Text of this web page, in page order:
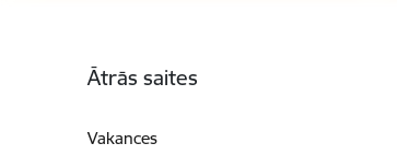
Ātrās saites
Vakances